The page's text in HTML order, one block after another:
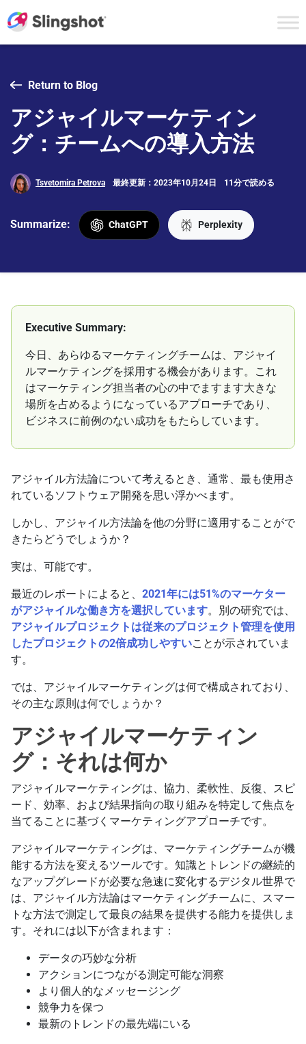
Return to Blog
アジャイルマーケティン
グ：チームへの導入方法
Tsvetomira Petrova 最終更新：2023年10月24日 11分で読める
Summarize: ChatGPT Perplexity
Executive Summary:
今日、あらゆるマーケティングチームは、アジャイ
ルマーケティングを採用する機会があります。これ
はマーケティング担当者の心の中でますます大きな
場所を占めるようになっているアプローチであり、
ビジネスに前例のない成功をもたらしています。
アジャイル方法論について考えるとき、通常、最も使用さ
れているソフトウェア開発を思い浮かべます。
しかし、アジャイル方法論を他の分野に適用することがで
きたらどうでしょうか？
実は、可能です。
最近のレポートによると、 2021年には51%のマーケター
がアジャイルな働き方を選択しています。別の研究では、
アジャイルプロジェクトは従来のプロジェクト管理を使用
したプロジェクトの2倍成功しやすいことが示されていま
す。
では、アジャイルマーケティングは何で構成されており、
その主な原則は何でしょうか？
アジャイルマーケティン
グ：それは何か
アジャイルマーケティングは、協力、柔軟性、反復、スピ
ード、効率、および結果指向の取り組みを特定して焦点を
当てることに基づくマーケティングアプローチです。
アジャイルマーケティングは、マーケティングチームが機
能する方法を変えるツールです。知識とトレンドの継続的
なアップグレードが必要な急速に変化するデジタル世界で
は、アジャイル方法論はマーケティングチームに、スマー
トな方法で測定して最良の結果を提供する能力を提供しま
す。それには以下が含まれます：
データの巧妙な分析
アクションにつながる測定可能な洞察
より個人的なメッセージング
競争力を保つ
最新のトレンドの最先端にいる